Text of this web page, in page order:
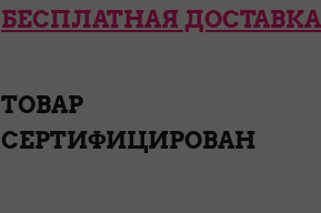
БЕСПЛАТНАЯ ДОСТАВКА
ТОВАР
СЕРТИФИЦИРОВАН